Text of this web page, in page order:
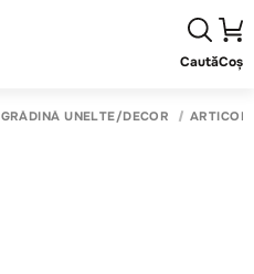
CautăCoș
GRĂDINĂ UNELTE/DECOR